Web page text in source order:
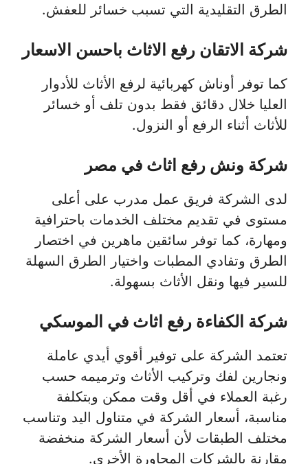
الطرق التقليدية التي تسبب خسائر للعفش.
شركة الاتقان رفع الاثاث باحسن الاسعار
كما توفر أوناش كهربائية لرفع الأثاث للأدوار
العليا خلال دقائق فقط بدون تلف أو خسائر
للأثاث أثناء الرفع أو النزول.
شركة ونش رفع اثاث في مصر
لدى الشركة فريق عمل مدرب على أعلى
مستوى في تقديم مختلف الخدمات باحترافية
ومهارة، كما توفر سائقين ماهرين في اختصار
الطرق وتفادي المطبات واختيار الطرق السهلة
للسير فيها ونقل الأثاث بسهولة.
شركة الكفاءة رفع اثاث في الموسكي
تعتمد الشركة على توفير أقوي أيدي عاملة
ونجارين لفك وتركيب الأثاث وترميمه حسب
رغبة العملاء في أقل وقت ممكن وبتكلفة
مناسبة، أسعار الشركة في متناول اليد وتناسب
مختلف الطبقات لأن أسعار الشركة منخفضة
مقارنة بالشركات المجاورة الأخرى.